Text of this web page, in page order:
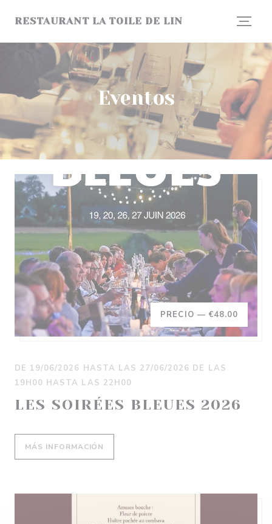
RESTAURANT LA TOILE DE LIN
Eventos
PRECIO — €48.00
DE 19/06/2026 HASTA LAS 27/06/2026 DE LAS
19H00 HASTA LAS 22H00
LES SOIRÉES BLEUES 2026
MÁS INFORMACIÓN